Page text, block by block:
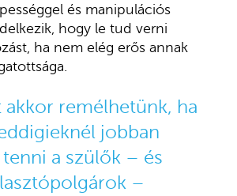
és manipulációs
hogy le tud verni
ha nem elég erős annak
akkor remélhetünk, ha
jobban
a szülők – és
–